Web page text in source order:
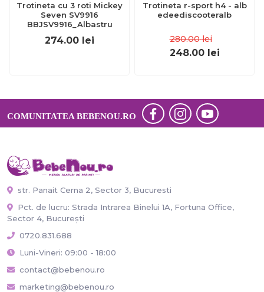
Trotineta cu 3 roti Mickey
Seven SV9916
BBJSV9916_Albastru
274.00 lei
Trotineta r-sport h4 - alb
edeediscooteralb
280.00 lei
248.00 lei
COMUNITATEA BEBENOU.RO
str. Panait Cerna 2, Sector 3, Bucuresti
Pct. de lucru: Strada Intrarea Binelui 1A, Fortuna Office,
Sector 4, București
0720.831.688
Luni-Vineri: 09:00 - 18:00
contact@bebenou.ro
marketing@bebenou.ro